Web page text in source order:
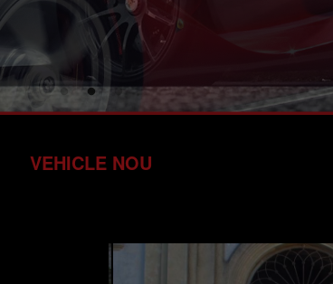
VEHICLE NOU